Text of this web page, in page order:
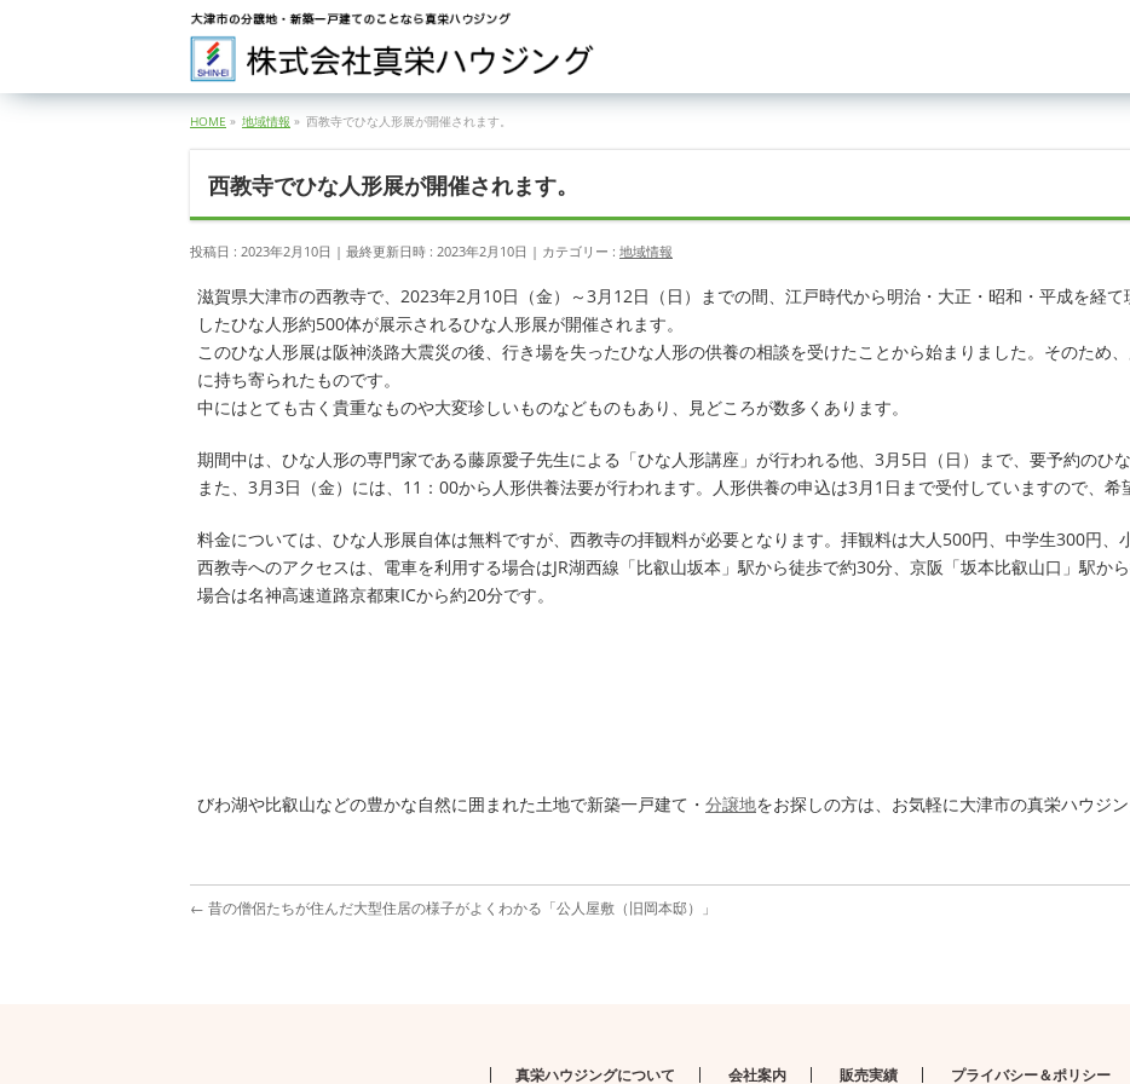
HOME » 地域情報 » 西教寺でひな人形展が開催されます。
西教寺でひな人形展が開催されます。
投稿日 : 2023年2月10日 最終更新日時 : 2023年2月10日 カテゴリー : 地域情報
滋賀県大津市の西教寺で、2023年2月10日（金）～3月12日（日）までの間、江戸時代から明治・大正・昭和・平成を経
したひな人形約500体が展示されるひな人形展が開催されます。
このひな人形展は阪神淡路大震災の後、行き場を失ったひな人形の供養の相談を受けたことから始まりました。そのため
に持ち寄られたものです。
中にはとても古く貴重なものや大変珍しいものなどものもあり、見どころが数多くあります。
期間中は、ひな人形の専門家である藤原愛子先生による「ひな人形講座」が行われる他、3月5日（日）まで、要予約のひな
また、3月3日（金）には、11：00から人形供養法要が行われます。人形供養の申込は3月1日まで受付していますので、希
料金については、ひな人形展自体は無料ですが、西教寺の拝観料が必要となります。拝観料は大人500円、中学生300円、
西教寺へのアクセスは、電車を利用する場合はJR湖西線「比叡山坂本」駅から徒歩で約30分、京阪「坂本比叡山口」駅か
場合は名神高速道路京都東ICから約20分です。
びわ湖や比叡山などの豊かな自然に囲まれた土地で新築一戸建て・ 分譲地をお探しの方は、お気軽に大津市の真栄ハウジン
← 昔の僧侶たちが住んだ大型住居の様子がよくわかる「公人屋敷（旧岡本邸）」
真栄ハウジングについて 会社案内 販売実績 プライバシー＆ポリシー